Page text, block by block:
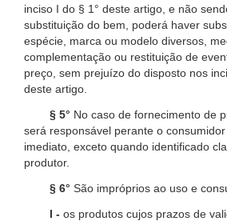
inciso I do § 1° deste artigo, e não
substituição do bem, poderá haver
espécie, marca ou modelo diversos,
complementação ou restituição de
preço, sem prejuízo do disposto nos
deste artigo.
§ 5° No caso de fornecimento de
será responsável perante o
imediato, exceto quando identificado
produtor.
§ 6° São impróprios ao uso e
I - os produtos cujos prazos de